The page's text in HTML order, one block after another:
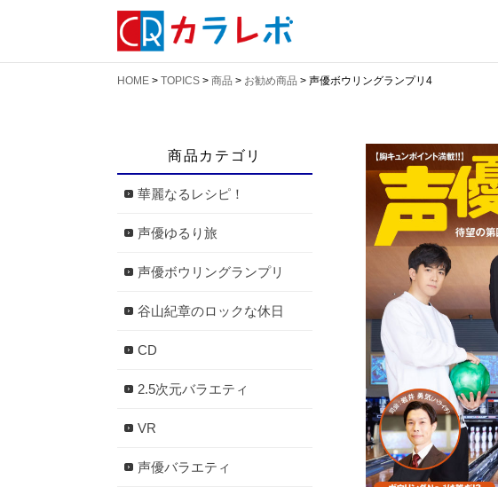
HOME > TOPICS > 商品 > お勧め商品 > 声優ボウリングランプリ4
商品カテゴリ
華麗なるレシピ！
声優ゆるり旅
声優ボウリングランプリ
谷山紀章のロックな休日
CD
2.5次元バラエティ
VR
声優バラエティ